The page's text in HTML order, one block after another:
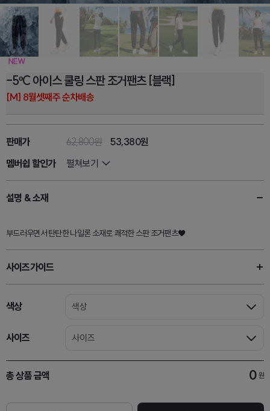
-5ºC 아이스 쿨링 스판 조거팬츠 [블랙]
[M] 8월셋째주 순차배송
판매가 62,800원 53,380원
멤버쉽 할인가
펼쳐보기
설명 & 소재
부드러우면서 탄탄한 나일론 소재로 쾌적한 스판 조거팬츠♥
사이즈가이드
색상 색상
사이즈 사이즈
총 상품 금액 0 원